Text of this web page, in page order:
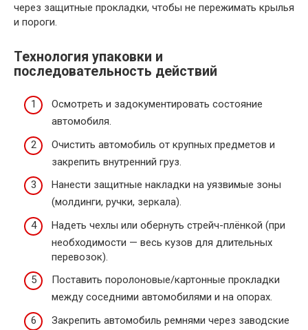
через защитные прокладки, чтобы не пережимать крылья
и пороги.
Технология упаковки и
последовательность действий
Осмотреть и задокументировать состояние
автомобиля.
Очистить автомобиль от крупных предметов и
закрепить внутренний груз.
Нанести защитные накладки на уязвимые зоны
(молдинги, ручки, зеркала).
Надеть чехлы или обернуть стрейч-плёнкой (при
необходимости — весь кузов для длительных
перевозок).
Поставить поролоновые/картонные прокладки
между соседними автомобилями и на опорах.
Закрепить автомобиль ремнями через заводские